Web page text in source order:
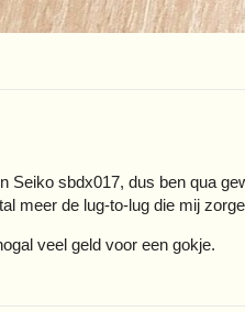
Seiko sbdx017, dus ben qua
meer de lug-to-lug die mij
veel geld voor een gokje.